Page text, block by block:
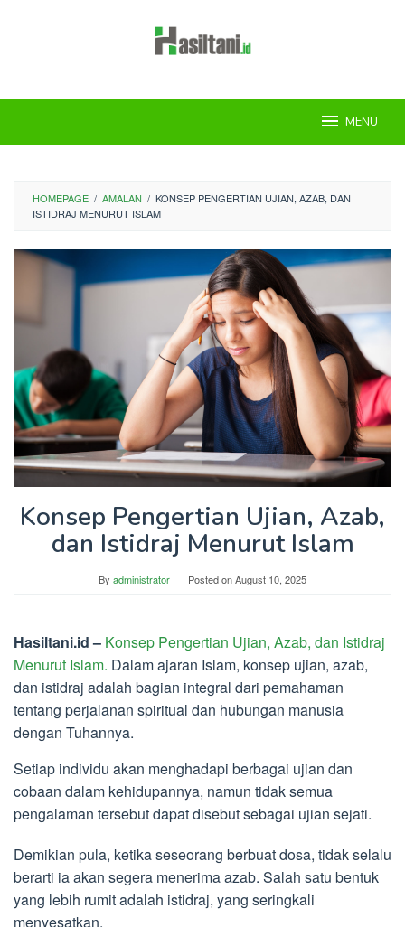
MENU
HOMEPAGE / AMALAN / KONSEP PENGERTIAN UJIAN, AZAB, DAN
ISTIDRAJ MENURUT ISLAM
Konsep Pengertian Ujian, Azab,
dan Istidraj Menurut Islam
By administrator Posted onAugust 10, 2025
Hasiltani.id – Konsep Pengertian Ujian, Azab, dan Istidraj
Menurut Islam. Dalam ajaran Islam, konsep ujian, azab,
dan istidraj adalah bagian integral dari pemahaman
tentang perjalanan spiritual dan hubungan manusia
dengan Tuhannya.
Setiap individu akan menghadapi berbagai ujian dan
cobaan dalam kehidupannya, namun tidak semua
pengalaman tersebut dapat disebut sebagai ujian sejati.
Demikian pula, ketika seseorang berbuat dosa, tidak selalu
berarti ia akan segera menerima azab. Salah satu bentuk
yang lebih rumit adalah istidraj, yang seringkali
menyesatkan.